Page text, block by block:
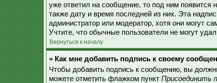
уже ответил на сообщение, то под ним появится
также дату и время последней из них. Эта
администратор или модератор, хотя они могут
Учтите, что обычные пользователи не могут
Вернуться к началу
» Как мне добавить подпись к своему
Чтобы добавить подпись к сообщению, вы
можете отметить флажком пункт Присоединить